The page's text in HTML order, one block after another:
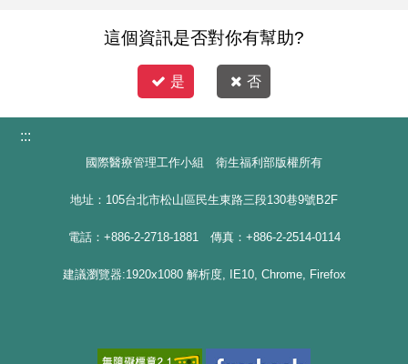
這個資訊是否對你有幫助?
是 否
:::
國際醫療管理工作小組 衛生福利部版權所有
地址：105台北市松山區民生東路三段130巷9號B2F
電話：+886-2-2718-1881 傳真：+886-2-2514-0114
建議瀏覽器:1920x1080 解析度, IE10, Chrome, Firefox